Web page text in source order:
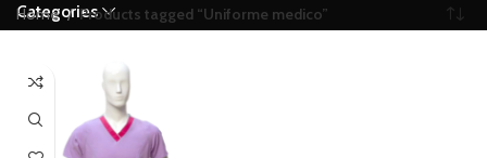
Categories
Home Products tagged “Uniforme medico”